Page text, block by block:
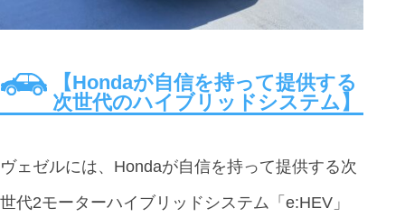
【Hondaが自信を持って提供する
次世代のハイブリッドシステム】
ヴェゼルには、Hondaが自信を持って提供する次
世代2モーターハイブリッドシステム「e:HEV」